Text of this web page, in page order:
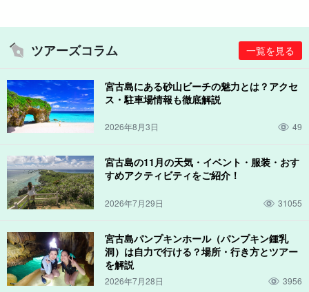
ツアーズコラム 一覧を見る
宮古島にある砂山ビーチの魅力とは？アクセ
ス・駐車場情報も徹底解説
2026年8月3日 49
宮古島の11月の天気・イベント・服装・おす
すめアクティビティをご紹介！
2026年7月29日 31055
宮古島パンプキンホール（パンプキン鍾乳
洞）は自力で行ける？場所・行き方とツアー
を解説
2026年7月28日 3956